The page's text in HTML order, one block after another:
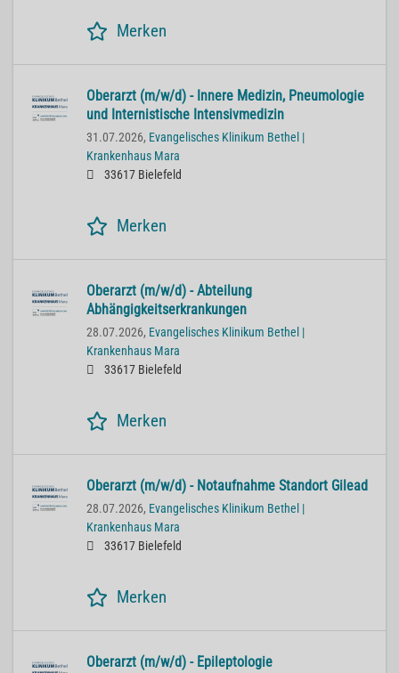
Merken
Oberarzt (m/w/d) - Innere Medizin, Pneumologie
und Internistische Intensivmedizin
31.07.2026, Evangelisches Klinikum Bethel |
Krankenhaus Mara
33617 Bielefeld
Merken
Oberarzt (m/w/d) - Abteilung
Abhängigkeitserkrankungen
28.07.2026, Evangelisches Klinikum Bethel |
Krankenhaus Mara
33617 Bielefeld
Merken
Oberarzt (m/w/d) - Notaufnahme Standort Gilead
28.07.2026, Evangelisches Klinikum Bethel |
Krankenhaus Mara
33617 Bielefeld
Merken
Oberarzt (m/w/d) - Epileptologie